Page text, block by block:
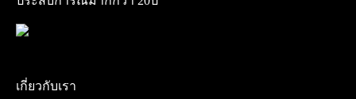
เกี่ยวกับเรา